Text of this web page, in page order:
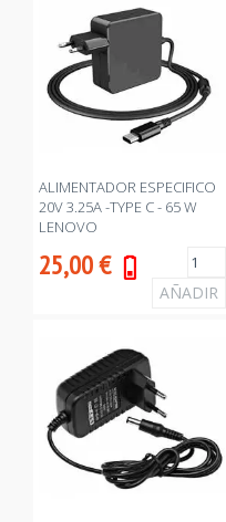
ALIMENTADOR ESPECIFICO
20V 3.25A -TYPE C - 65 W
LENOVO
25,00€